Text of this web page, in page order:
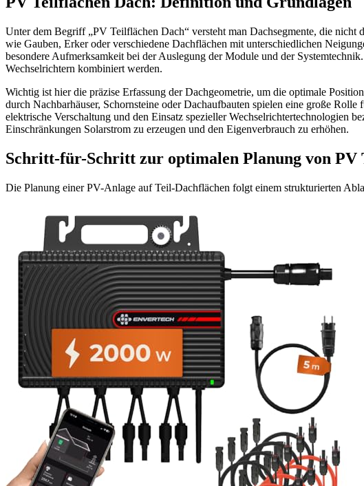
Unter dem Begriff „PV Teilflächen Dach“ versteht man Dachsegmente, die nicht
wie Gauben, Erker oder verschiedene Dachflächen mit unterschiedlichen
besondere Aufmerksamkeit bei der Auslegung der Module und der
Wechselrichtern kombiniert werden.
Wichtig ist hier die präzise Erfassung der Dachgeometrie, um die optimale
durch Nachbarhäuser, Schornsteine oder Dachaufbauten spielen eine große
elektrische Verschaltung und den Einsatz spezieller Wechselrichtertechnologien
Einschränkungen Solarstrom zu erzeugen und den Eigenverbrauch zu erhöhen.
Schritt-für-Schritt zur optimalen Planung von PV
Die Planung einer PV-Anlage auf Teil-Dachflächen folgt einem strukturierten